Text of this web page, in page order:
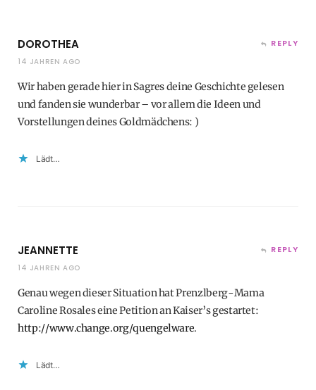
DOROTHEA
14 JAHREN AGO
REPLY
Wir haben gerade hier in Sagres deine Geschichte gelesen
und fanden sie wunderbar – vor allem die Ideen und
Vorstellungen deines Goldmädchens: )
Lädt…
JEANNETTE
14 JAHREN AGO
REPLY
Genau wegen dieser Situation hat Prenzlberg-Mama
Caroline Rosales eine Petition an Kaiser’s gestartet:
http://www.change.org/quengelware.
Lädt…